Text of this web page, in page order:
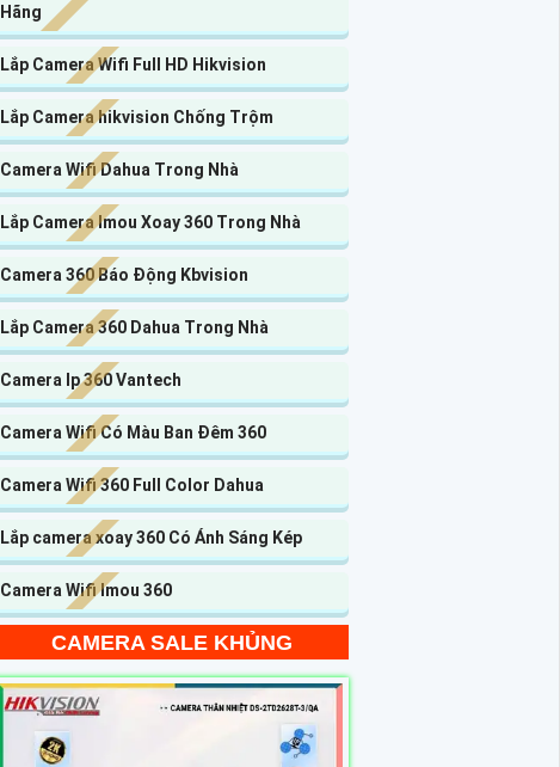
Hãng
Lắp Camera Wifi Full HD Hikvision
Lắp Camera hikvision Chống Trộm
Camera Wifi Dahua Trong Nhà
Lắp Camera Imou Xoay 360 Trong Nhà
Camera 360 Báo Động Kbvision
Lắp Camera 360 Dahua Trong Nhà
Camera Ip 360 Vantech
Camera Wifi Có Màu Ban Đêm 360
Camera Wifi 360 Full Color Dahua
Lắp camera xoay 360 Có Ánh Sáng Kép
Camera Wifi Imou 360
CAMERA SALE KHỦNG